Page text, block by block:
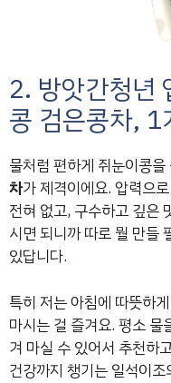
2. 방앗간청년
콩 검은콩차,
물처럼 편하게 쥐눈이콩
차가 제격이에요. 압력으
전혀 없고, 구수하고 깊은
시면 되니까 따로 뭘 만들
있답니다.
특히 저는 아침에 따뜻하
마시는 걸 즐겨요. 평소 물
겨 마실 수 있어서 추천하
건강까지 챙기는 일석이